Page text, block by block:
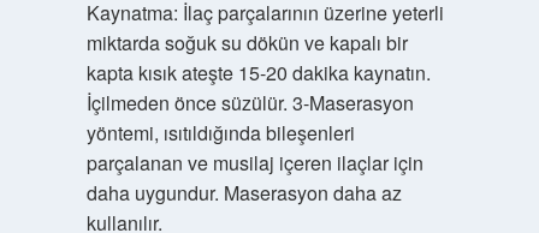
Kaynatma: İlaç parçalarının üzerine yeterli
miktarda soğuk su dökün ve kapalı bir
kapta kısık ateşte 15-20 dakika kaynatın.
İçilmeden önce süzülür. 3-Maserasyon
yöntemi, ısıtıldığında bileşenleri
parçalanan ve musilaj içeren ilaçlar için
daha uygundur. Maserasyon daha az
kullanılır.